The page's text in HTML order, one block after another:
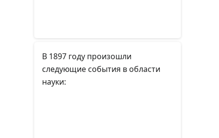
В 1897 году произошли
следующие события в области
науки: